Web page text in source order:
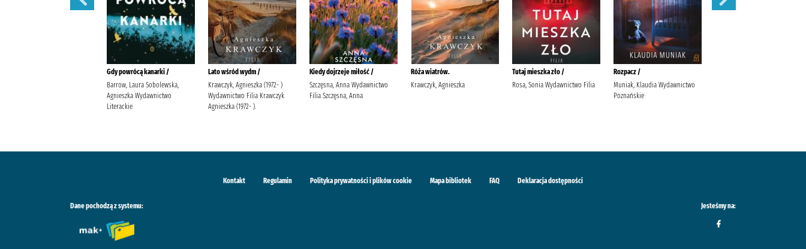
Gdy powrócą kanarki /
Barrow, Laura Sobolewska,
Agnieszka Wydawnictwo
Literackie
Lato wśród wydm /
Krawczyk, Agnieszka (1972- )
Wydawnictwo Filia Krawczyk
Agnieszka (1972- ).
Kiedy dojrzeje miłość /
Szczęsna, Anna Wydawnictwo
Filia Szczęsna, Anna
Róża wiatrów.
Krawczyk, Agnieszka
Tutaj mieszka zło /
Rosa, Sonia Wydawnictwo Filia
Rozpacz /
Muniak, Klaudia Wydawnictwo
Poznańskie
Kontakt Regulamin Polityka prywatności i plików cookie Mapa bibliotek FAQ Deklaracja dostępności
Dane pochodzą z systemu: Jesteśmy na: